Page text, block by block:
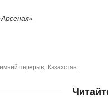
перерыв, Казахстан